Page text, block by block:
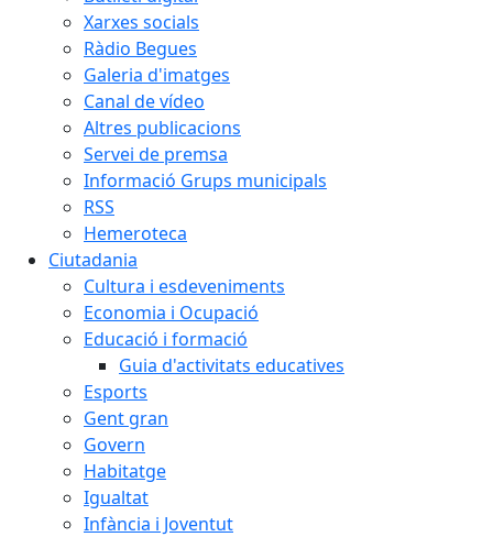
Xarxes socials
Ràdio Begues
Galeria d'imatges
Canal de vídeo
Altres publicacions
Servei de premsa
Informació Grups municipals
RSS
Hemeroteca
Ciutadania
Cultura i esdeveniments
Economia i Ocupació
Educació i formació
Guia d'activitats educatives
Esports
Gent gran
Govern
Habitatge
Igualtat
Infància i Joventut